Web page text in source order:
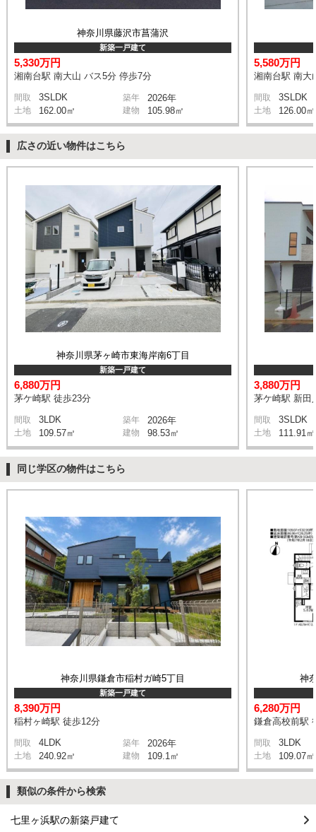
神奈川県藤沢市菖蒲沢
新築一戸建て
5,330万円
湘南台駅 南大山 バス5分 停歩7分
間取 3SLDK 築年 2026年
土地 162.00㎡ 建物 105.98㎡
5,580万円
湘南台駅 南大
間取 3SLDK
土地 126.00㎡
広さの近い物件はこちら
神奈川県茅ヶ崎市東海岸南6丁目
新築一戸建て
6,880万円
茅ケ崎駅 徒歩23分
間取 3LDK 築年 2026年
土地 109.57㎡ 建物 98.53㎡
3,880万円
茅ケ崎駅 新田
間取 3SLDK
土地 111.91㎡
同じ学区の物件はこちら
神奈川県鎌倉市稲村ガ崎5丁目
新築一戸建て
8,390万円
稲村ヶ崎駅 徒歩12分
間取 4LDK 築年 2026年
土地 240.92㎡ 建物 109.1㎡
神
6,280万円
鎌倉高校前駅
間取 3LDK
土地 109.07㎡
類似の条件から検索
七里ヶ浜駅の新築戸建て